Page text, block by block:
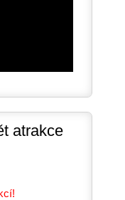
atrakce